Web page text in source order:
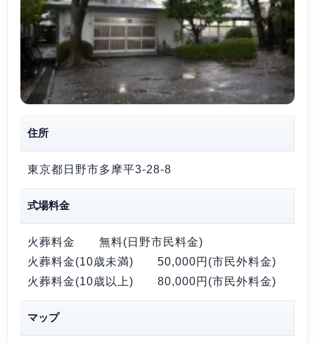
住所
東京都日野市多摩平3-28-8
式場料金
火葬料金 無料(日野市民料金)
火葬料金(10歳未満)
50,000円 (市民外料金)
火葬料金(10歳以上)
80,000円 (市民外料金)
マップ